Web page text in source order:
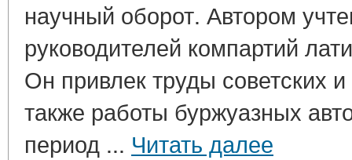
научный оборот. Автором
руководителей компартий
Он привлек труды советских
также работы буржуазных
период ... Читать далее